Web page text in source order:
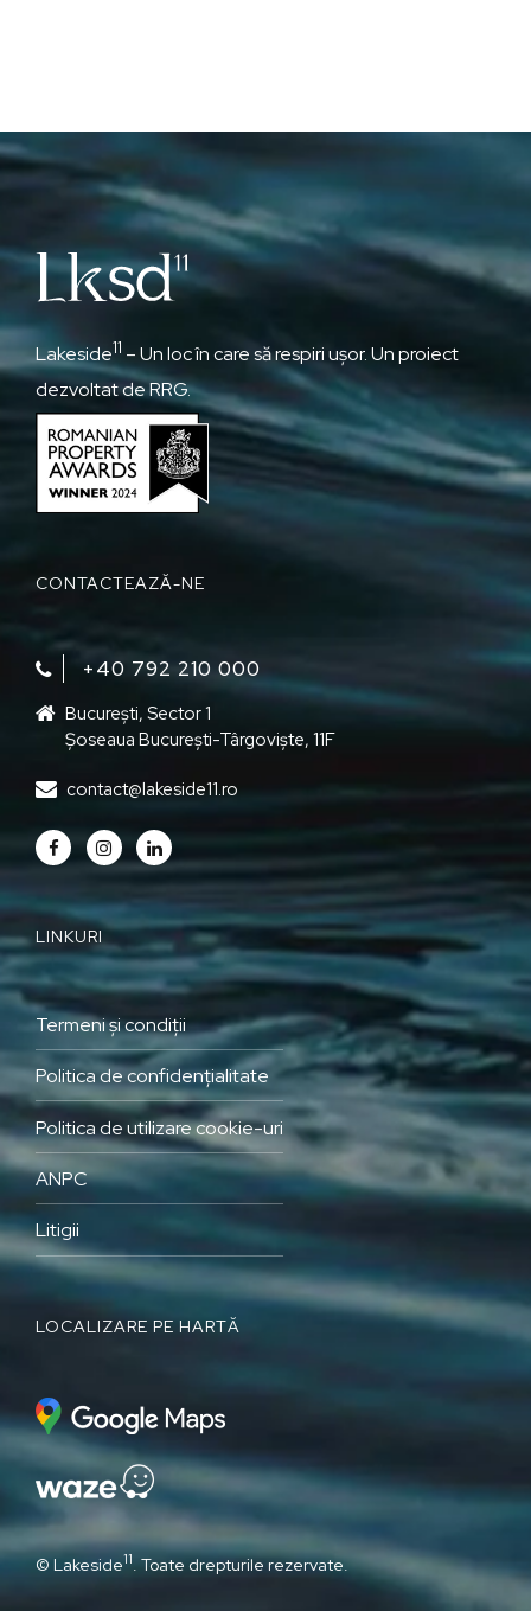
Lakeside11 – Un loc în care să respiri ușor. Un proiect
dezvoltat de RRG.
CONTACTEAZĂ-NE
+40 792 210 000‬
București, Sector 1
Șoseaua București-Târgoviște, 11F
contact@lakeside11.ro
LINKURI
Termeni și condiții
Politica de confidențialitate
Politica de utilizare cookie-uri
ANPC
Litigii
LOCALIZARE PE HARTĂ
© Lakeside11. Toate drepturile rezervate.